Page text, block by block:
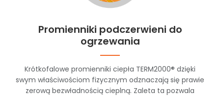
Promienniki podczerwieni do
ogrzewania
Krótkofalowe promienniki ciepła TERM2000® dzięki
swym właściwościom fizycznym odznaczają się prawie
zerową bezwładnością cieplną. Zaleta ta pozwala